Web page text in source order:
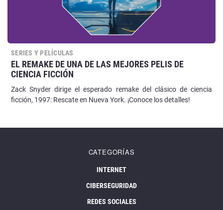
SERIES Y PELÍCULAS
EL REMAKE DE UNA DE LAS MEJORES PELIS DE
CIENCIA FICCIÓN
Zack Snyder dirige el esperado remake del clásico de ciencia
ficción, 1997: Rescate en Nueva York. ¡Conoce los detalles!
CATEGORÍAS
INTERNET
CIBERSEGURIDAD
REDES SOCIALES